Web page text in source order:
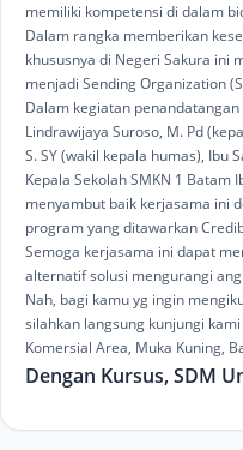
Batam..
memiliki kompetensi di dalam
yang di selenggarakan yaitu
otomotif industri, mekatronika
Dalam rangka memberikan
khususnya di Negeri Sakura ini
menjadi Sending Organization
melakukan pelatihan
SMK melalui program Magang
Dalam kegiatan
Lindrawijaya Suroso, M. Pd
S. SY (wakil kepala humas), Ibu
Sri Suryani, S. Pd (staf humas).
Kepala Sekolah SMKN 1 Batam
menyambut baik kerjasama ini
program yang ditawarkan
mengurangi angka
disiapkan tidak hanya untuk
mendapatkan pekerjaan, tapi
kompetensi dan skill yang di
akhirnya kembali ke Indonesia.
pengusaha-pengusaha muda
Semoga kerjasama ini dapat
alternatif solusi mengurangi
Nah, bagi kamu yg ingin
silahkan langsung kunjungi
Komersial Area, Muka Kuning,
atau telp ke no: 081270008571/
Dengan Kursus, SDM